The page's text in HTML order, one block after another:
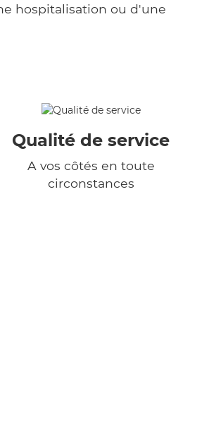
hospitalisation ou d'une
Qualité de service
A vos côtés en toute
circonstances